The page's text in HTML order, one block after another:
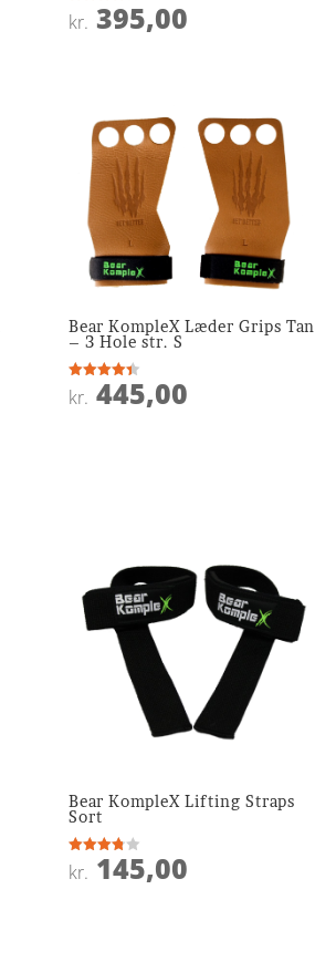
Vurderet
3.8
kr. 395,00
Bear KompleX Læder Grips Tan
– 3 Hole str. S
Vurderet
4.4
kr. 445,00
Bear KompleX Lifting Straps
Sort
Vurderet
3.8
kr. 145,00